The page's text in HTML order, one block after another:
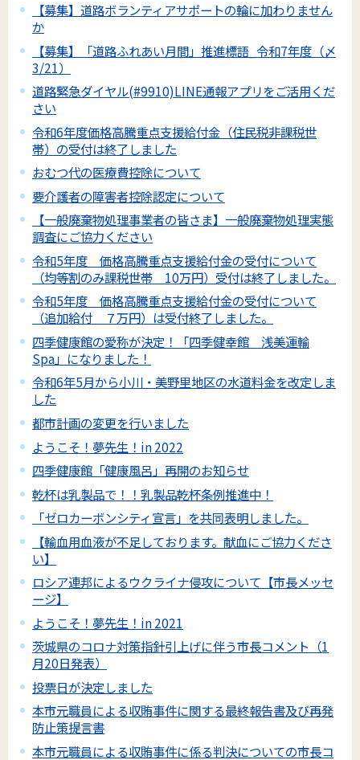
【募集】道路ボランティアサポートの輪に加わりません
か
【募集】「道路ふれあい月間」推進標語_令和7年度（〆
3/21）
道路緊急ダイヤル(#9910)LINE通報アプリをご活用くだ
さい
令和6年度価格高騰重点支援給付金（住民税非課税世
帯）の受付は終了しました
おむつ代の医療費控除について
要介護者の障害者控除認定について
【一般廃棄物処理事業者の皆さま】一般廃棄物処理実態
調査にご協力ください
令和5年度 価格高騰重点支援給付金の受付について
（均等割のみ課税世帯 10万円）受付は終了しました。
令和5年度 価格高騰重点支援給付金の受付について
（追加給付 ７万円）は受付終了しました。
四季健康館の愛称が決定！「四季健幸館 浅美運輸
Spa」になりました！
令和6年5月から小川・美野里地区の水道料金を改定しま
した
都市計画の変更を行いました
ようこそ！夢先生！in 2022
四季健康館「健康風呂」再開のお知らせ
乾杯は乳製品で！！乳製品乾杯条例推進中！
「ゼロカーボンシティ宣言」を共同表明しました。
【輸血用血液が不足しております。献血にご協力くださ
い】
ロシア連邦によるウクライナ侵攻について【市長メッセ
ージ】
ようこそ！夢先生！in 2021
茨城県のコロナ対策指針引上げに伴う市長コメント（1
月20日発表）
投票日が決定しました
本市元職員による収賄事件に関する最終報告書及び再発
防止策提言書
本市元職員による収賄事件に係る判決についての市長コ